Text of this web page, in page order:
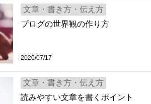
文章・書き方・伝え方
2020/07/17
ブログの世界観の作り方
文章・書き方・伝え方
読みやすい文章を書くポイント